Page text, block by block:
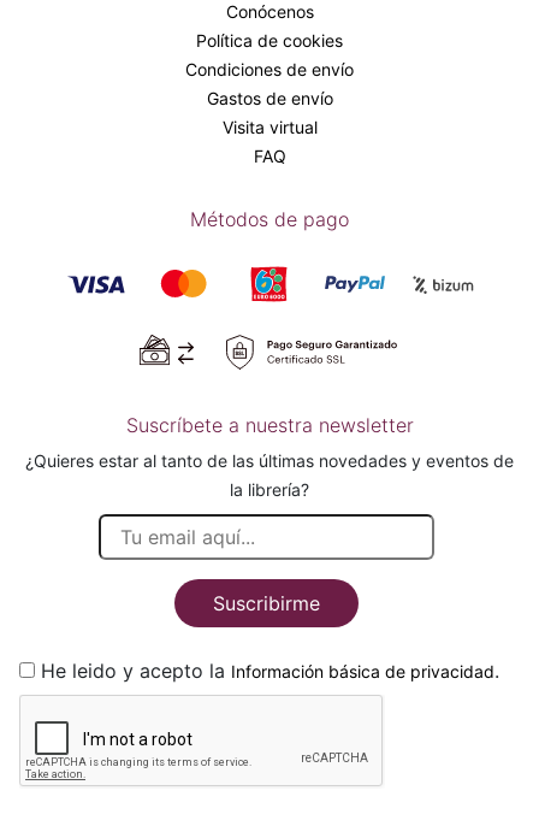
Conócenos
Política de cookies
Condiciones de envío
Gastos de envío
Visita virtual
FAQ
Métodos de pago
Suscríbete a nuestra newsletter
¿Quieres estar al tanto de las últimas novedades y eventos de
la librería?
Suscribirme
He leido y acepto la Información básica de privacidad.